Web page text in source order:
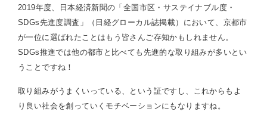
2019年度、日本経済新聞の「全国市区・サステイナブル度・
SDGs先進度調査」（日経グローカル誌掲載）において、京都市
が一位に選ばれたことはもう皆さんご存知かもしれません。
SDGs推進では他の都市と比べても先進的な取り組みが多いとい
うことですね！
取り組みがうまくいっている、という証ですし、これからもよ
り良い社会を創っていくモチベーションにもなりますね。